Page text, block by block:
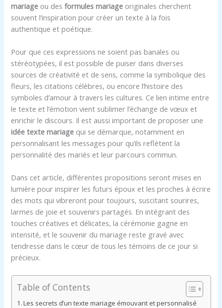
mariage ou desformules mariage originales cherchent
souvent l’inspiration pour créer un texte à la fois
authentique et poétique.
Pour que ces expressions ne soient pas banales ou
stéréotypées, il est possible de puiser dans diverses
sources de créativité et de sens, comme la symbolique des
fleurs, les citations célèbres, ou encore l’histoire des
symboles d’amour à travers les cultures. Ce lien intime entre
le texte et l’émotion vient sublimer l’échange de vœux et
enrichir le discours. Il est aussi important de proposer une
idée texte mariage qui se démarque, notamment en
personnalisant les messages pour qu’ils reflètent la
personnalité des mariés et leur parcours commun.
Dans cet article, différentes propositions seront mises en
lumière pour inspirer les futurs époux et les proches à écrire
des mots qui vibreront pour toujours, suscitant sourires,
larmes de joie et souvenirs partagés. En intégrant des
touches créatives et délicates, la cérémonie gagne en
intensité, et le souvenir du mariage reste gravé avec
tendresse dans le cœur de tous les témoins de ce jour si
précieux.
Table of Contents
Les secrets d’un texte mariage émouvant et personnalisé